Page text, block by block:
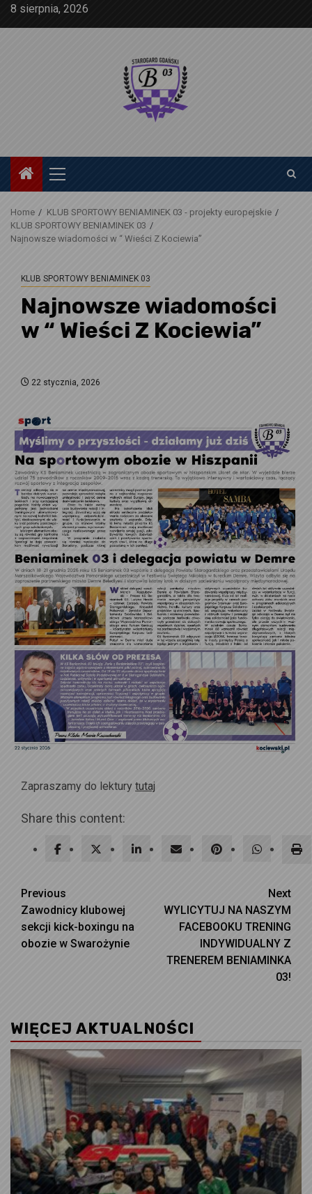
Skip8 sierpnia, 2026
Primary
Menu
Home
KLUB SPORTOWY BENIAMINEK 03 - projekty europejskie
KLUB SPORTOWY BENIAMINEK 03
Najnowsze wiadomości w “ Wieści Z Kociewia”
KLUB SPORTOWY BENIAMINEK 03
Najnowsze wiadomości
w “ Wieści Z Kociewia”
22 stycznia, 2026
Zapraszamy do lektury tutaj
Share this content:
Continue
Reading
Previous
Zawodnicy klubowej
sekcji kick-boxingu na
obozie w Swarożynie
Next
WYLICYTUJ NA NASZYM
FACEBOOKU TRENING
INDYWIDUALNY Z
TRENEREM BENIAMINKA
03!
WIĘCEJ AKTUALNOŚCI